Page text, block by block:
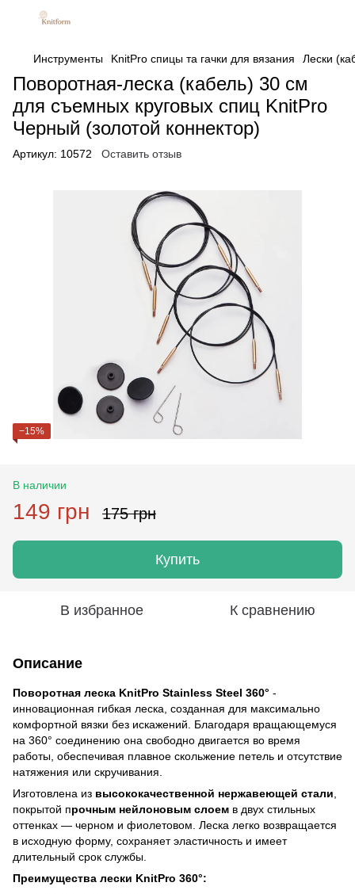
Инструменты KnitPro спицы та гачки для вязания Лески
Поворотная-леска (кабель) 30 см
для съемных круговых спиц KnitPro
Черный (золотой коннектор)
Артикул: 10572 Оставить отзыв
−15%
В наличии
149 грн 175 грн
Купить
В избранное К сравнению
Описание
Поворотная леска KnitPro Stainless Steel 360° -
инновационная гибкая леска, созданная для максимально
комфортной вязки без искажений. Благодаря вращающемуся
на 360° соединению она свободно двигается во время
работы, обеспечивая плавное скольжение петель и отсутствие
натяжения или скручивания.
Изготовлена ​​из высококачественной нержавеющей стали
покрытой прочным нейлоновым слоем в двух стильных
оттенках — черном и фиолетовом. Леска легко возвращается
в исходную форму, сохраняет эластичность и имеет
длительный срок службы.
Преимущества лески KnitPro 360°: